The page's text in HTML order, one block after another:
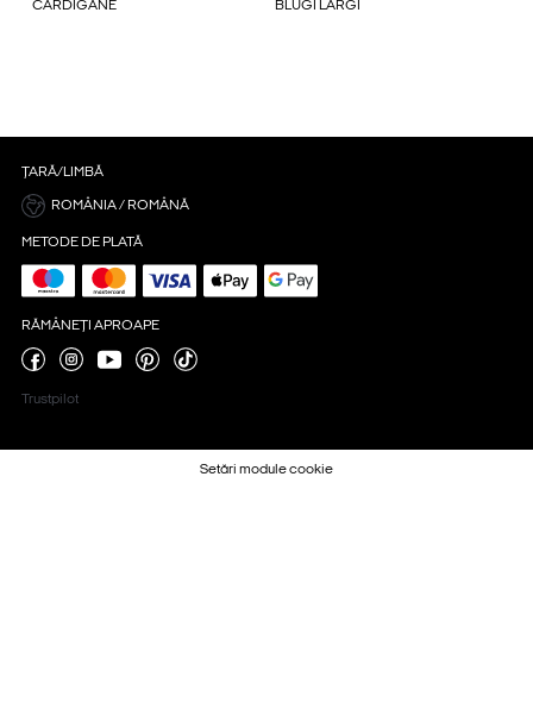
CARDIGANE BLUGI LARGI
ȚARĂ/LIMBĂ
ROMÂNIA / ROMÂNĂ
METODE DE PLATĂ
RĂMÂNEȚI APROAPE
Trustpilot
Setări module cookie